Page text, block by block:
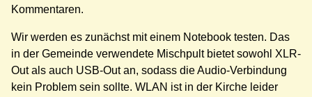
Kommentaren.
Wir werden es zunächst mit einem Notebook testen. Das
in der Gemeinde verwendete Mischpult bietet sowohl XLR-
Out als auch USB-Out an, sodass die Audio-Verbindung
kein Problem sein sollte. WLAN ist in der Kirche leider